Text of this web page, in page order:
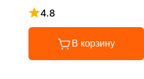
4.8
Рейтинг 4.8 из 5
В корзину